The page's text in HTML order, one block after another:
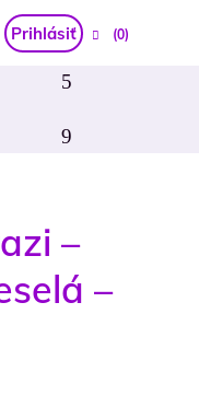
Prihlásiť (0)
–
–